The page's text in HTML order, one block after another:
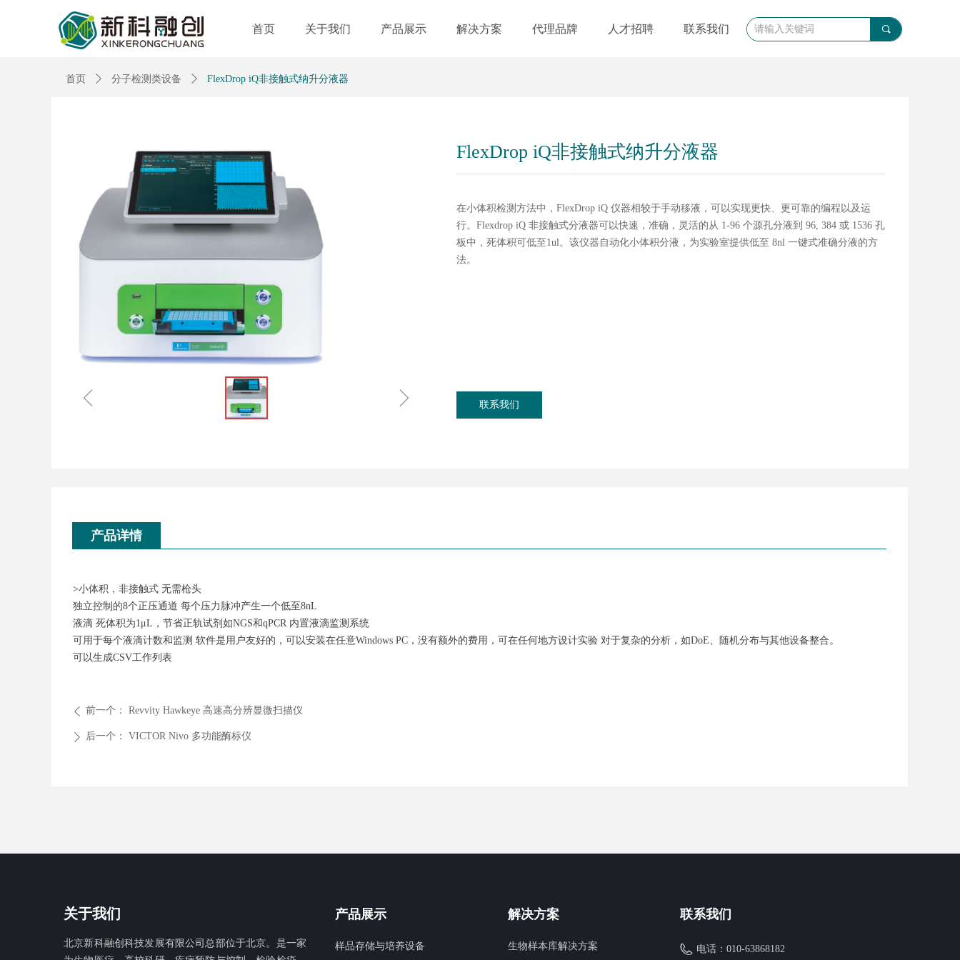
首页 关于我们 产品展示 解决方案 代理品牌 人才招聘 联系我们 끠
首页 ꄲ 分子检测类设备 ꄲ FlexDrop iQ非接触式纳升分液器
ꁆ ꁇ
FlexDrop iQ非接触式纳升分液器
在小体积检测方法中，FlexDrop iQ 仪器相较于手动移液，可以实现更快、更可靠的编程以及运
行。Flexdrop iQ 非接触式分液器可以快速，准确，灵活的从 1-96 个源孔分液到 96, 384 或 1536 孔
板中，死体积可低至1ul。该仪器自动化小体积分液，为实验室提供低至 8nl 一键式准确分液的方
法。
联系我们
产品详情
>小体积，非接触式 无需枪头
独立控制的8个正压通道 每个压力脉冲产生一个低至8nL
液滴 死体积为1μL，节省正轨试剂如NGS和qPCR 内置液滴监测系统
可用于每个液滴计数和监测 软件是用户友好的，可以安装在任意Windows PC，没有额外的费用，可在任何地方设计实验 对于复杂的分析，如DoE、随机分布与其他设备整合。
可以生成CSV工作列表
ꄴ 前一个： Revvity Hawkeye 高速高分辨显微扫描仪
ꄲ 后一个： VICTOR Nivo 多功能酶标仪
关于我们
北京新科融创科技发展有限公司总部位于北京。是一家
联系我们
电话： 010-63868182
产品展示
样品存储与培养设备
解决方案
生物样本库解决方案